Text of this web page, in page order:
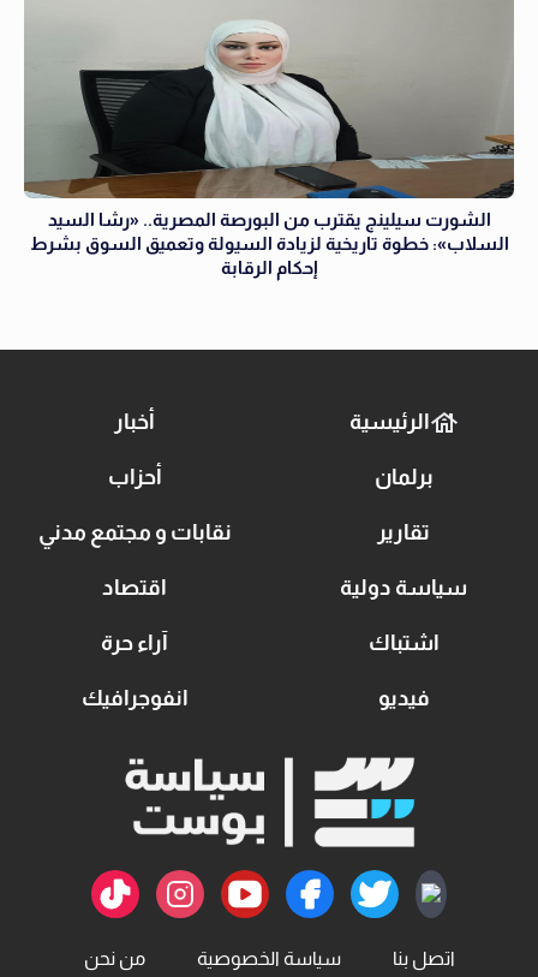
الشورت سيلينج يقترب من البورصة المصرية.. «رشا السيد
السلاب»: خطوة تاريخية لزيادة السيولة وتعميق السوق بشرط
إحكام الرقابة
الرئيسية أخبار
برلمان أحزاب
تقارير نقابات و مجتمع مدني
سياسة دولية اقتصاد
اشتباك آراء حرة
فيديو انفوجرافيك
اتصل بنا سياسة الخصوصية من نحن